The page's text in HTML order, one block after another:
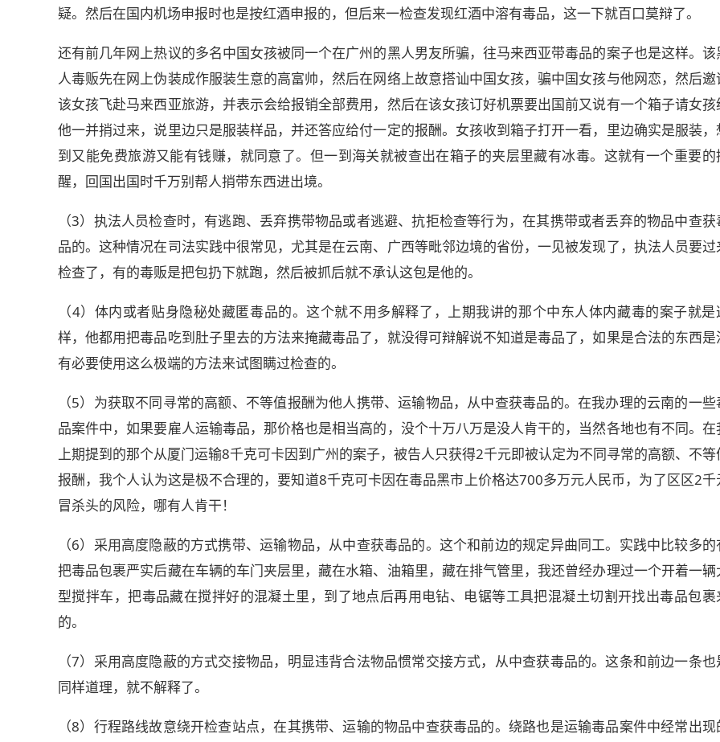
疑。然后在国内机场申报时也是按红酒申报的，但后来一检查发现红酒中溶有毒品，这一下就百口莫辩了。
还有前几年网上热议的多名中国女孩被同一个在广州的黑人男友所骗，往马来西亚带毒品的案子也是这样。该
人毒贩先在网上伪装成作服装生意的高富帅，然后在网络上故意搭讪中国女孩，骗中国女孩与他网恋，然后邀
该女孩飞赴马来西亚旅游，并表示会给报销全部费用，然后在该女孩订好机票要出国前又说有一个箱子请女孩
他一并捎过来，说里边只是服装样品，并还答应给付一定的报酬。女孩收到箱子打开一看，里边确实是服装，
到又能免费旅游又能有钱赚，就同意了。但一到海关就被查出在箱子的夹层里藏有冰毒。这就有一个重要的
醒，回国出国时千万别帮人捎带东西进出境。
（3）执法人员检查时，有逃跑、丢弃携带物品或者逃避、抗拒检查等行为，在其携带或者丢弃的物品中查获
品的。这种情况在司法实践中很常见，尤其是在云南、广西等毗邻边境的省份，一见被发现了，执法人员要过
检查了，有的毒贩是把包扔下就跑，然后被抓后就不承认这包是他的。
（4）体内或者贴身隐秘处藏匿毒品的。这个就不用多解释了，上期我讲的那个中东人体内藏毒的案子就是
样，他都用把毒品吃到肚子里去的方法来掩藏毒品了，就没得可辩解说不知道是毒品了，如果是合法的东西是
有必要使用这么极端的方法来试图瞒过检查的。
（5）为获取不同寻常的高额、不等值报酬为他人携带、运输物品，从中查获毒品的。在我办理的云南的一些
品案件中，如果要雇人运输毒品，那价格也是相当高的，没个十万八万是没人肯干的，当然各地也有不同。在
上期提到的那个从厦门运输8千克可卡因到广州的案子，被告人只获得2千元即被认定为不同寻常的高额、不等
报酬，我个人认为这是极不合理的，要知道8千克可卡因在毒品黑市上价格达700多万元人民币，为了区区2千
冒杀头的风险，哪有人肯干！
（6）采用高度隐蔽的方式携带、运输物品，从中查获毒品的。这个和前边的规定异曲同工。实践中比较多的
把毒品包裹严实后藏在车辆的车门夹层里，藏在水箱、油箱里，藏在排气管里，我还曾经办理过一个开着一辆
型搅拌车，把毒品藏在搅拌好的混凝土里，到了地点后再用电钻、电锯等工具把混凝土切割开找出毒品包裹
的。
（7）采用高度隐蔽的方式交接物品，明显违背合法物品惯常交接方式，从中查获毒品的。这条和前边一条也
同样道理，就不解释了。
（8）行程路线故意绕开检查站点，在其携带、运输的物品中查获毒品的。绕路也是运输毒品案件中经常出现